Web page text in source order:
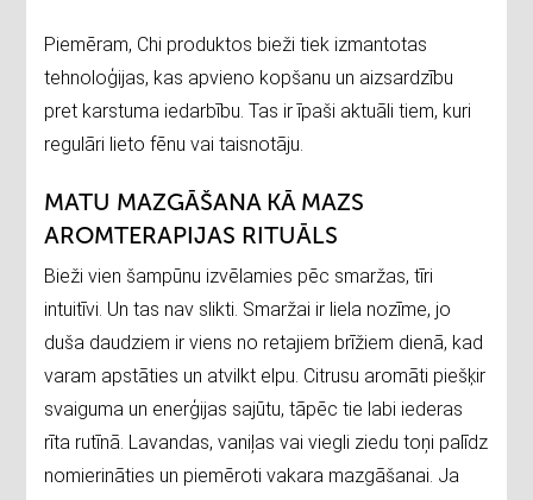
Piemēram, Chi produktos bieži tiek izmantotas
tehnoloģijas, kas apvieno kopšanu un aizsardzību
pret karstuma iedarbību. Tas ir īpaši aktuāli tiem, kuri
regulāri lieto fēnu vai taisnotāju.
MATU MAZGĀŠANA KĀ MAZS
AROMTERAPIJAS RITUĀLS
Bieži vien šampūnu izvēlamies pēc smaržas, tīri
intuitīvi. Un tas nav slikti. Smaržai ir liela nozīme, jo
duša daudziem ir viens no retajiem brīžiem dienā, kad
varam apstāties un atvilkt elpu. Citrusu aromāti piešķir
svaiguma un enerģijas sajūtu, tāpēc tie labi iederas
rīta rutīnā. Lavandas, vaniļas vai viegli ziedu toņi palīdz
nomierināties un piemēroti vakara mazgāšanai. Ja